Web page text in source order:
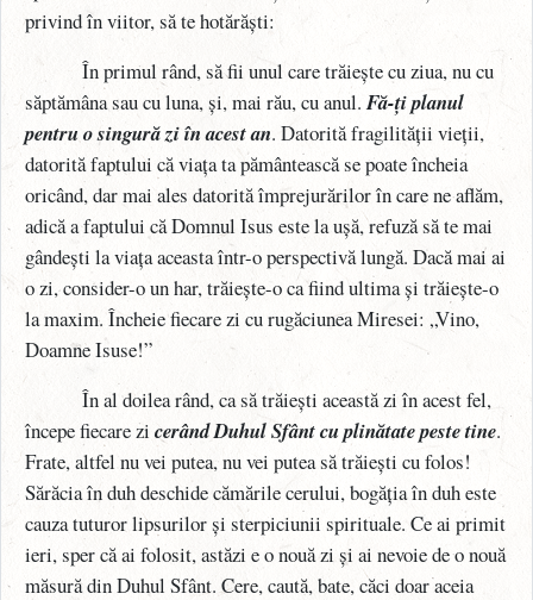
privind în viitor, să te hotărăști:
În primul rând, să fii unul care trăiește cu ziua, nu cu
săptămâna sau cu luna, și, mai rău, cu anul. Fă-ți planul
pentru o singură zi în acest an. Datorită fragilității vieții,
datorită faptului că viața ta pământească se poate încheia
oricând, dar mai ales datorită împrejurărilor în care ne aflăm,
adică a faptului că Domnul Isus este la ușă, refuză să te mai
gândești la viața aceasta într-o perspectivă lungă. Dacă mai ai
o zi, consider-o un har, trăiește-o ca fiind ultima și trăiește-o
la maxim. Încheie fiecare zi cu rugăciunea Miresei: „Vino,
Doamne Isuse!”
În al doilea rând, ca să trăiești această zi în acest fel,
începe fiecare zi cerând Duhul Sfânt cu plinătate peste tine.
Frate, altfel nu vei putea, nu vei putea să trăiești cu folos!
Sărăcia în duh deschide cămările cerului, bogăția în duh este
cauza tuturor lipsurilor și sterpiciunii spirituale. Ce ai primit
ieri, sper că ai folosit, astăzi e o nouă zi și ai nevoie de o nouă
măsură din Duhul Sfânt. Cere, caută, bate, căci doar aceia